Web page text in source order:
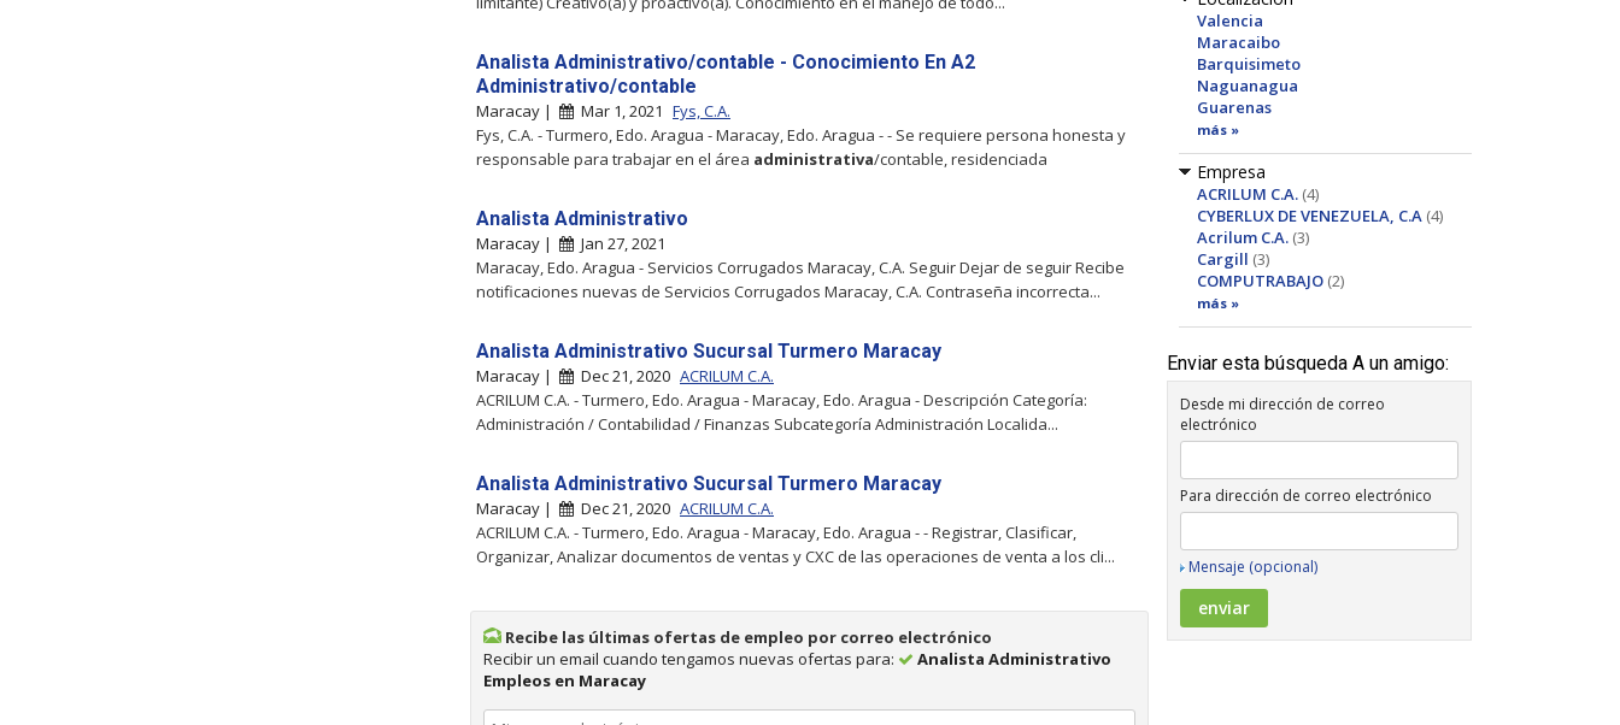
Valencia
Maracaibo
Barquisimeto
Naguanagua
Guarenas
más »
Empresa
ACRILUM C.A. (4)
CYBERLUX DE VENEZUELA, C.A (4)
Acrilum C.A. (3)
Cargill (3)
COMPUTRABAJO (2)
más »
Enviar esta búsqueda A un amigo:
Desde mi dirección de correo
electrónico
Para dirección de correo electrónico
Mensaje (opcional)
Analista Administrativo/contable - Conocimiento En A2
Administrativo/contable
Maracay | Mar 1, 2021 Fys, C.A.
Fys, C.A. - Turmero, Edo. Aragua - Maracay, Edo. Aragua - - Se requiere persona honesta y
responsable para trabajar en el área administrativa/contable, residenciada
Analista Administrativo
Maracay |
Jan 27, 2021
Maracay, Edo. Aragua - Servicios Corrugados Maracay, C.A. Seguir Dejar de seguir Recibe
notificaciones nuevas de Servicios Corrugados Maracay, C.A. Contraseña incorrecta...
Analista Administrativo Sucursal Turmero Maracay
Maracay | Dec 21, 2020 ACRILUM C.A.
ACRILUM C.A. - Turmero, Edo. Aragua - Maracay, Edo. Aragua - Descripción Categoría:
Administración / Contabilidad / Finanzas Subcategoría Administración Localida...
Analista Administrativo Sucursal Turmero Maracay
Maracay | Dec 21, 2020 ACRILUM C.A.
ACRILUM C.A. - Turmero, Edo. Aragua - Maracay, Edo. Aragua - - Registrar, Clasificar,
Organizar, Analizar documentos de ventas y CXC de las operaciones de venta a los cli...
Recibe las últimas ofertas de empleo por correo electrónico
Recibir un email cuando tengamos nuevas ofertas para:
Analista Administrativo
Empleos en Maracay